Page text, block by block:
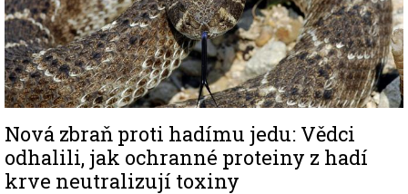
Nová zbraň proti hadímu jedu: Vědci
odhalili, jak ochranné proteiny z hadí
krve neutralizují toxiny